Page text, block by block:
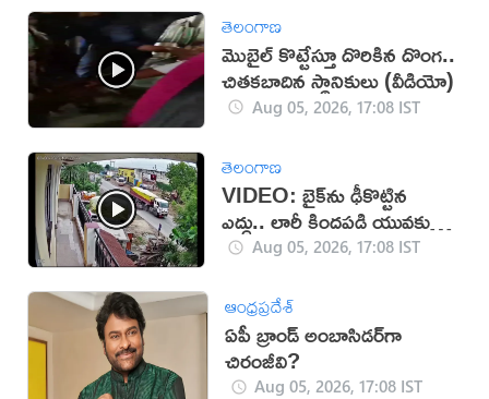
తెలంగాణ
మొబైల్ కొట్టేస్తూ దొరికిన దొంగ..
చితకబాదిన స్థానికులు (వీడియో)
Aug 05, 2026, 17:08 IST
తెలంగాణ
VIDEO: బైక్‌ను ఢీకొట్టిన
ఎద్దు.. లారీ కిందపడి యువకుడు
మృతి!Aug 05, 2026, 17:08 IST
ఆంధ్రప్రదేశ్
ఏపీ బ్రాండ్ అంబాసిడర్‌గా
చిరంజీవి?
Aug 05, 2026, 17:08 IST